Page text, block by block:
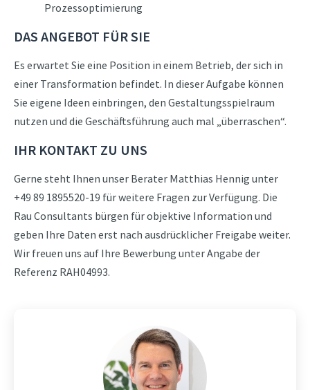
Prozessoptimierung
DAS ANGEBOT FÜR SIE
Es erwartet Sie eine Position in einem Betrieb, der sich in
einer Transformation befindet. In dieser Aufgabe können
Sie eigene Ideen einbringen, den Gestaltungsspielraum
nutzen und die Geschäftsführung auch mal „überraschen“.
IHR KONTAKT ZU UNS
Gerne steht Ihnen unser Berater Matthias Hennig unter
+49 89 1895520-19 für weitere Fragen zur Verfügung. Die
Rau Consultants bürgen für objektive Information und
geben Ihre Daten erst nach ausdrücklicher Freigabe weiter.
Wir freuen uns auf Ihre Bewerbung unter Angabe der
Referenz RAH04993.